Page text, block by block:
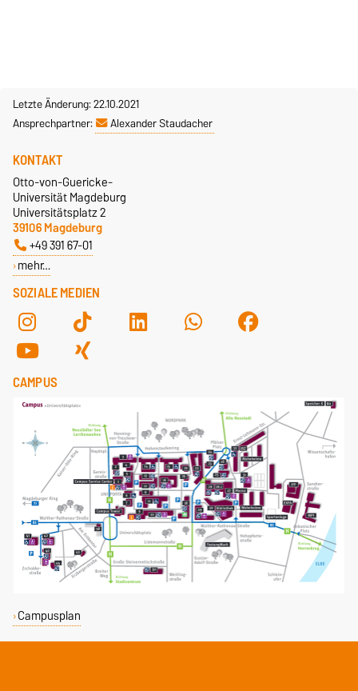
Letzte Änderung: 22.10.2021
Ansprechpartner:
Alexander Staudacher
SOZIALE MEDIEN
KONTAKT
Otto-von-Guericke-
Universität Magdeburg
Universitätsplatz 2
39106 Magdeburg
+49 391 67-01
mehr…
CAMPUS
Campusplan